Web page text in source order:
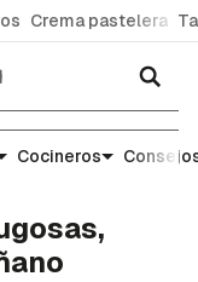
Crema pastelera
Cocineros